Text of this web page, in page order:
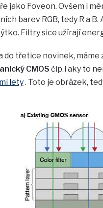
jako Foveon. Ovšem i
barev RGB, tedy R a
Filtry sice užírají
do třetice novinek, máme
CMOS čip.Taky to
lety. Toto je obrázek,